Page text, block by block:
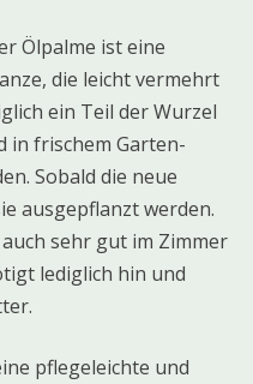
Ölpalme ist eine
die leicht vermehrt
ein Teil der Wurzel
in frischem Garten-
Sobald die neue
ausgepflanzt werden.
sehr gut im Zimmer
lediglich hin und
pflegeleichte und